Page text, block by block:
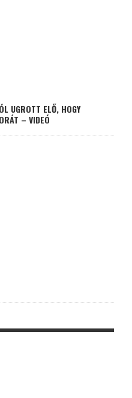
UGROTT ELŐ, HOGY
– VIDEÓ